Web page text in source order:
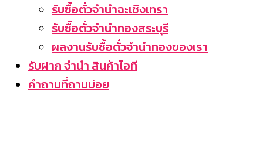
รับซื้อตั๋วจำนำฉะเชิงเทรา
รับซื้อตั๋วจำนำทองสระบุรี
ผลงานรับซื้อตั๋วจำนำทองของเรา
รับฝาก จำนำ สินค้าไอที
คำถามที่ถามบ่อย